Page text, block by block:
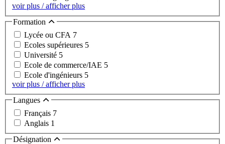
voir plus / afficher plus
Formation
Lycée ou CFA 7
Ecoles supérieures 5
Université 5
Ecole de commerce/IAE 5
Ecole d'ingénieurs 5
voir plus / afficher plus
Langues
Français 7
Anglais 1
Désignation